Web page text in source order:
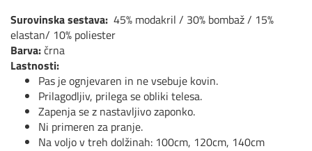
Surovinska sestava: 45% modakril / 30% bombaž / 15%
elastan/ 10% poliester
Barva:črna
Lastnosti:
Pas je ognjevaren in ne vsebuje kovin.
Prilagodljiv, prilega se obliki telesa.
Zapenja se z nastavljivo zaponko.
Ni primeren za pranje.
Na voljo v treh dolžinah: 100cm, 120cm, 140cm